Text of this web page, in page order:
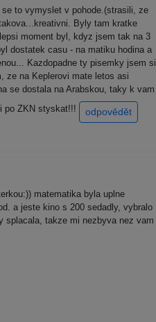
to vymyslet v pohode.(strasili, ze
Byly tam kratke
moment byl, kdyz jsem tak na 3
dostatek casu - na matiku hodina a
Kazdopadne ty pisemky jsem si
ze na Keplerovi mate letos asi
se dostala na Arabskou, taky k vam
po ZKN styskat!!!
odpovědět
matematika byla uplne
a jeste kino s 200 sedadly, vybralo
takze mi nezbyva nez vam